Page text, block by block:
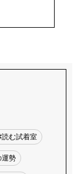
読む試着室
運勢